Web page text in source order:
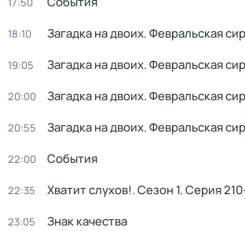
18:10 Загадка на двоих. Февральская
19:05 Загадка на двоих. Февральская
20:00 Загадка на двоих. Февральская
20:55 Загадка на двоих. Февральская
22:00 События
22:35 Хватит слухов!. Сезон 1. Серия
23:05 Знак качества